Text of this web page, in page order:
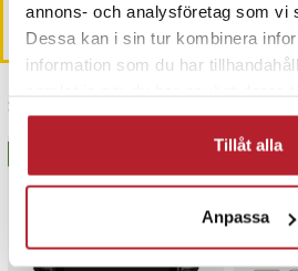
annons- och analysföretag som vi
Dessa kan i sin tur kombinera
information som du har
Tillåt alla
Anpassa
Köp
Senast besökta